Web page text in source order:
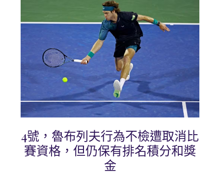
4號，魯布列夫行為不檢遭取消比
賽資格，但仍保有排名積分和獎
金